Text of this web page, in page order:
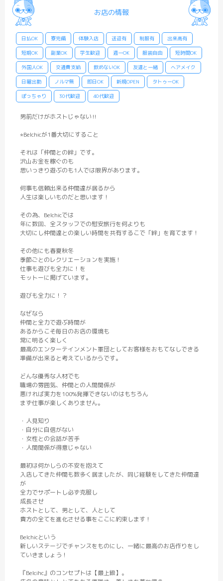
お店の情報
日払OK 寮完備 体験入店 送迎有 制服有 出来高有
短期OK 副業OK 学生歓迎 週一OK 服装自由 短時間OK
外国人OK 交通費支給 飲めないOK 友達と一緒 ヘアメイク
日曜出勤 ノルマ無 即日OK 新規OPEN タトゥーOK
ぽっちゃり 30代歓迎 40代歓迎
男前だけがホストじゃない‼️
⭐︎Belchicが1番大切にすること
それは「仲間との絆」です。
沢山お金を稼ぐのも
思いっきり遊ぶのも1人では限界があります。
何事も信頼出来る仲間達が居るから
人生は楽しいものだと思います！
その為、Belchicでは
年に数回、全スタッフでの慰安旅行を何よりも
大切にし仲間達との楽しい時間を共有するこで「絆」を育てます！
その他にも春夏秋冬
季節ごとのレクリエーションを実施！
仕事も遊びも全力に！を
モットーに掲げています。
遊びも全力に！？
なぜなら
仲間と全力で遊ぶ時間が
あるからこそ毎日のお店の環境も
常に明るく楽しく
最高のエンターテインメント軍団としてお客様をおもてなしできる
準備が出来ると考えているからです。
どんな優秀な人材でも
職場の雰囲気、仲間との人間関係が
悪ければ実力を100%発揮できないのはもちろん
まず仕事が楽しくありません。
・人見知り
・自分に自信がない
・女性との会話が苦手
・人間関係が得意じゃない
最初は何かしらの不安を抱えて
入店してきた仲間も数多く居ましたが、同じ経験をしてきた仲間達
が
全力でサポートし必ず克服し
成長させ
ホストとして、男として、人として
貴方の全てを進化させる事をここに約束します！
Belchicという
新しいステージでチャンスをものにし、一緒に最高のお店作りをし
ていきましょう！
『Belcihc』のコンセプトは【最上級】。